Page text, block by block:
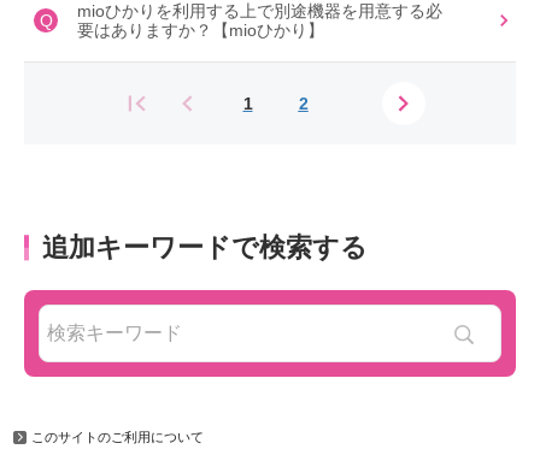
Q
mioひかりを利用する上で別途機器を用意する必
要はありますか？【mioひかり】
1 2
追加キーワードで検索する
このサイトのご利用について